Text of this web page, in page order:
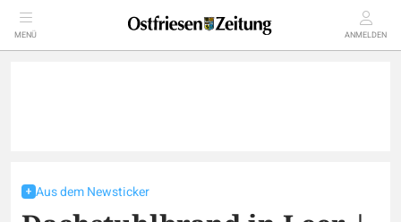
MENÜ ANMELDEN
Aus dem Newsticker